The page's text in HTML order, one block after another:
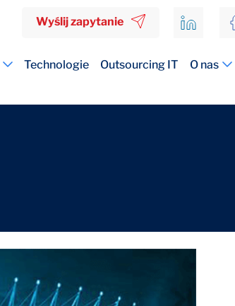
Wyślij zapytanie
Technologie Outsourcing IT O nas